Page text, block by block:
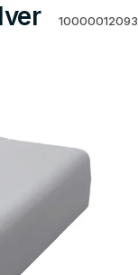
10000012093